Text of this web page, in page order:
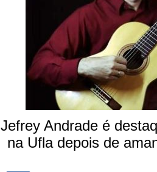
Jefrey Andrade é
na Ufla depois de